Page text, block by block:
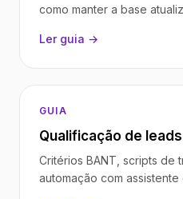
como manter a base
Ler guia →
GUIA
Qualificação de
Critérios BANT, scripts de
automação com assistente